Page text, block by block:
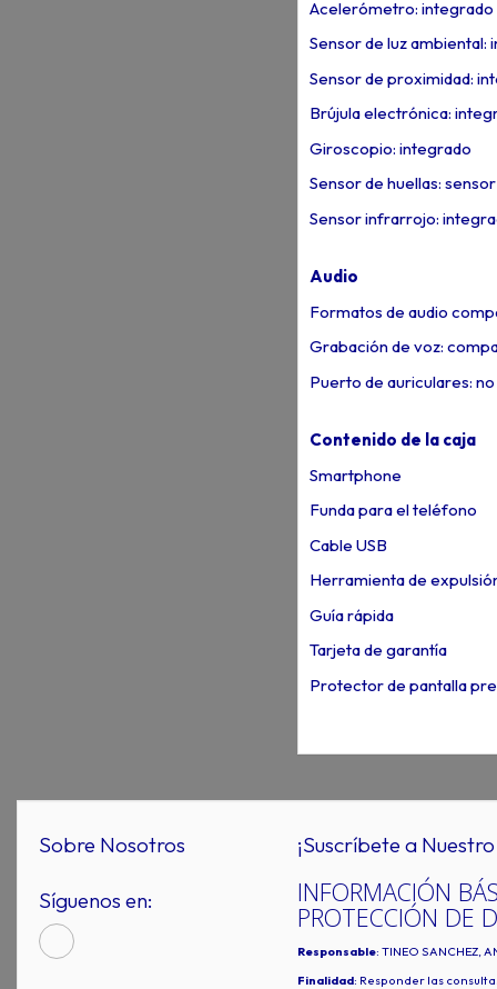
Acelerómetro: integrado
Sensor de luz ambiental:
Sensor de proximidad:
Brújula electrónica:
Giroscopio: integrado
Sensor de huellas:
Sensor infrarrojo:
Audio
Formatos de audio
Grabación de voz:
Puerto de auriculares:
Contenido de la caja
Smartphone
Funda para el teléfono
Cable USB
Herramienta de
Guía rápida
Tarjeta de garantía
Protector de pantalla
Sobre Nosotros
Síguenos en:
¡Suscríbete a
INFORMACIÓN
PROTECCIÓN DE
Responsable: TINEO SANCHEZ,
Finalidad: Responder las